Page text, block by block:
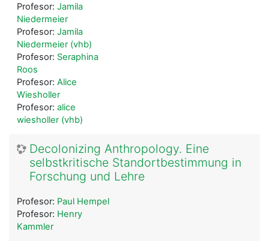
Profesor: Jamila
Niedermeier
Profesor: Jamila
Niedermeier (vhb)
Profesor: Seraphina
Roos
Profesor: Alice
Wiesholler
Profesor: alice
wiesholler (vhb)
Decolonizing Anthropology. Eine
selbstkritische Standortbestimmung in
Forschung und Lehre
Profesor: Paul Hempel
Profesor: Henry
Kammler